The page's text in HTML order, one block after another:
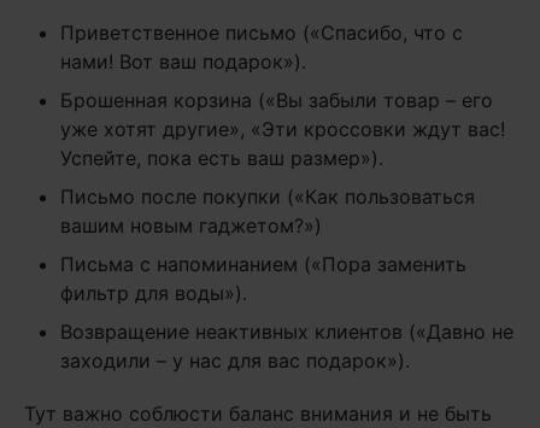
Приветственное письмо («Спасибо, что с
нами! Вот ваш подарок»).
Брошенная корзина («Вы забыли товар – его
уже хотят другие», «Эти кроссовки ждут вас!
Успейте, пока есть ваш размер»).
Письмо после покупки («Как пользоваться
вашим новым гаджетом?»)
Письма с напоминанием («Пора заменить
фильтр для воды»).
Возвращение неактивных клиентов («Давно не
заходили – у нас для вас подарок»).
Тут важно соблюсти баланс внимания и не быть